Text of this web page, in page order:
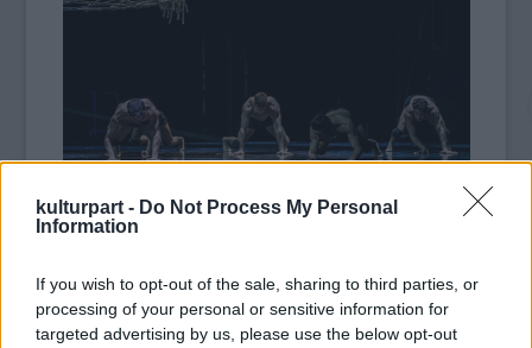
kulturpart - Do Not Process My Personal
Information
If you wish to opt-out of the sale, sharing to third parties, or
processing of your personal or sensitive information for
targeted advertising by us, please use the below opt-out